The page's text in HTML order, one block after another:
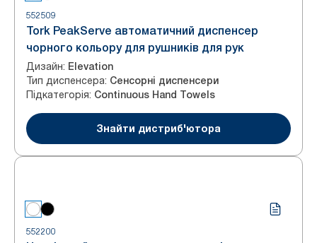
552509
Tork PeakServe автоматичний диспенсер
чорного кольору для рушників для рук
Дизайн: Elevation
Тип диспенсера: Сенсорні диспенсери
Підкатегорія: Continuous Hand Towels
Знайти дистриб'ютора
552200